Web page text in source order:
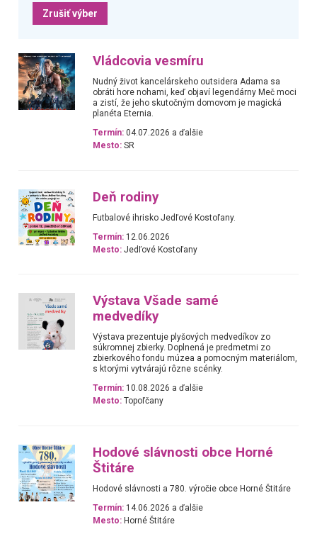
Zrušiť výber
Vládcovia vesmíru
Nudný život kancelárskeho outsidera Adama sa
obráti hore nohami, keď objaví legendárny Meč moci
a zistí, že jeho skutočným domovom je magická
planéta Eternia.
Termín: 04.07.2026 a ďalšie
Mesto: SR
Deň rodiny
Futbalové ihrisko Jedľové Kostoľany.
Termín: 12.06.2026
Mesto: Jedľové Kostoľany
Výstava Všade samé
medvedíky
Výstava prezentuje plyšových medvedíkov zo
súkromnej zbierky. Doplnená je predmetmi zo
zbierkového fondu múzea a pomocným materiálom,
s ktorými vytvárajú rôzne scénky.
Termín: 10.08.2026 a ďalšie
Mesto: Topoľčany
Hodové slávnosti obce Horné
Štitáre
Hodové slávnosti a 780. výročie obce Horné Štitáre
Termín: 14.06.2026 a ďalšie
Mesto: Horné Štitáre